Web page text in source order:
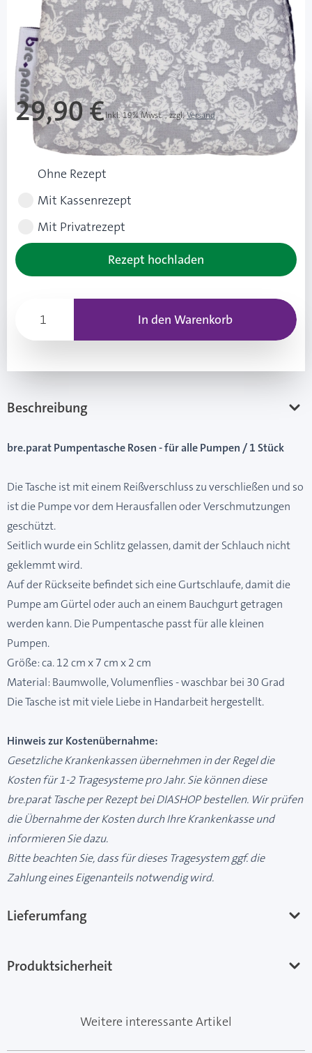
PZN: 13915528 / Diashop.de Kat.-Nr.112822
Lieferzeit 3-7 Werktage
Mehr über das Produkt
29,90 €Inkl. 19% Mwst.,zzgl.Versand
Rezeptart wählen
Ohne Rezept
Mit Kassenrezept
Mit Privatrezept
Rezept hochladen
In den Warenkorb
Beschreibung
bre.parat Pumpentasche Rosen - für alle Pumpen / 1 Stück
Die Tasche ist mit einem Reißverschluss zu verschließen und so
ist die Pumpe vor dem Herausfallen oder Verschmutzungen
geschützt.
Seitlich wurde ein Schlitz gelassen, damit der Schlauch nicht
geklemmt wird.
Auf der Rückseite befindet sich eine Gurtschlaufe, damit die
Pumpe am Gürtel oder auch an einem Bauchgurt getragen
werden kann. Die Pumpentasche passt für alle kleinen
Pumpen.
Größe: ca. 12 cm x 7 cm x 2 cm
Material: Baumwolle, Volumenflies - waschbar bei 30 Grad
Die Tasche ist mit viele Liebe in Handarbeit hergestellt.
Hinweis zur Kostenübernahme:
Gesetzliche Krankenkassen übernehmen in der Regel die
Kosten für 1-2 Tragesysteme pro Jahr. Sie können diese
bre.parat Tasche per Rezept bei DIASHOP bestellen. Wir prüfen
die Übernahme der Kosten durch Ihre Krankenkasse und
informieren Sie dazu.
Bitte beachten Sie, dass für dieses Tragesystem ggf. die
Zahlung eines Eigenanteils notwendig wird.
Lieferumfang
Produktsicherheit
Weitere interessante Artikel